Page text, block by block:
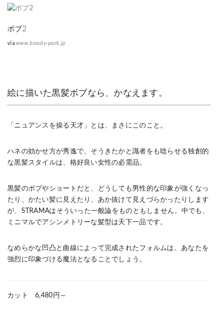
ボブ2
viawww.beauty-park.jp
絵に描いた黒髪ボブなら、かなえます。
「ニュアンスを操る天才」とは、まさにこのこと。
ハネの効かせ方が秀逸で、そうきたかと識者をも唸らせる独創的
な黒髪スタイルは、格好良い女性の必需品。
黒髪のボブやショートだと、どうしても男性的な印象が強くなっ
たり、かたい髪に見えたり、あか抜けて見えづらかったりします
が、STRAMAはそういった一般論をものともしません。中でも、
ミニマルでアシンメトリーな髪型は天下一品です。
なめらかな凹凸と曲線によって完成されたフォルムは、あなたを
強烈に印象づける魔法となることでしょう。
カット 6,480円～